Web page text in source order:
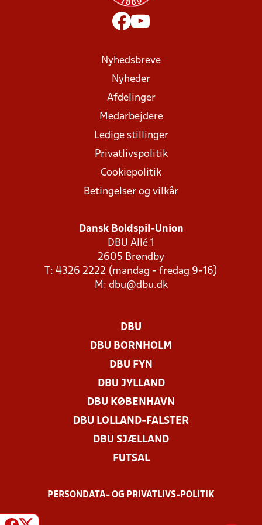
Nyhedsbreve
Nyheder
Afdelinger
Medarbejdere
Ledige stillinger
Privatlivspolitik
Cookiepolitik
Betingelser og vilkår
Dansk Boldspil-Union
DBU Allé 1
2605 Brøndby
T: 4326 2222 (mandag - fredag 9-16)
M: dbu@dbu.dk
DBU
DBU BORNHOLM
DBU FYN
DBU JYLLAND
DBU KØBENHAVN
DBU LOLLAND-FALSTER
DBU SJÆLLAND
FUTSAL
PERSONDATA- OG PRIVATLIVS-POLITIK